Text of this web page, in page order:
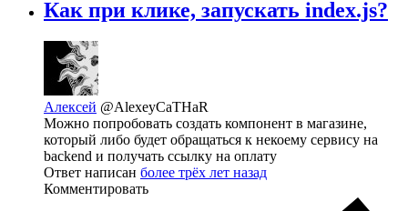
Как при клике, запускать index.js?
Алексей @AlexeyCaTHaR
Можно попробовать создать компонент в магазине,
который либо будет обращаться к некоему сервису на
backend и получать ссылку на оплату
Ответ написан более трёх лет назад
Комментировать